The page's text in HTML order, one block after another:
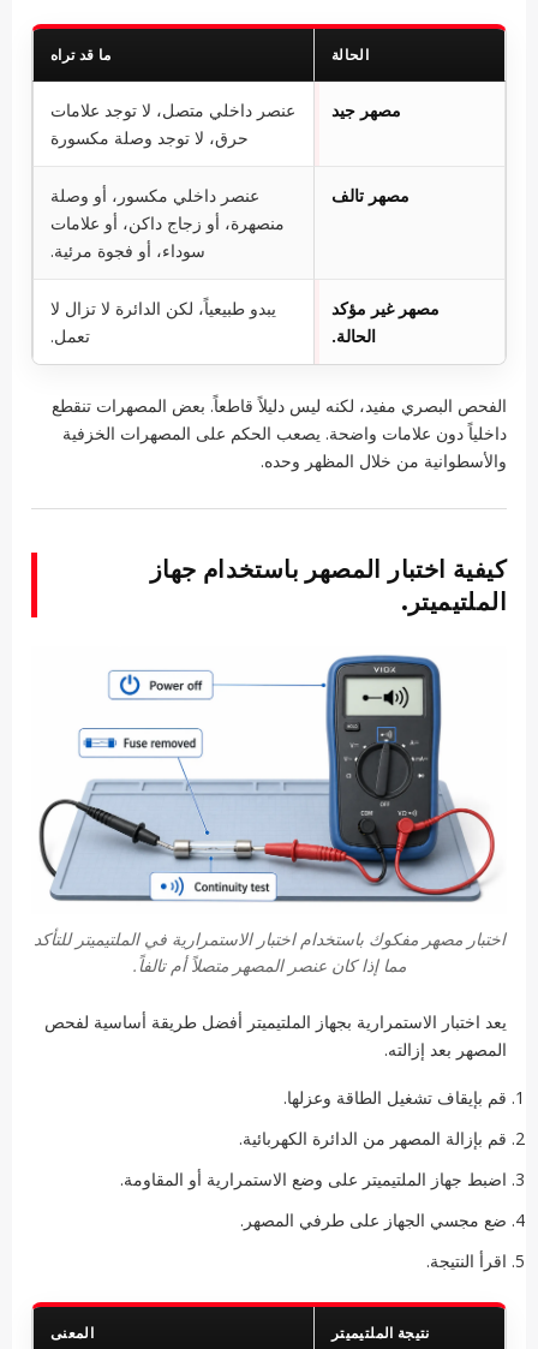
الحالة ما قد تراه
مصهر جيد
عنصر داخلي متصل، لا توجد علامات
حرق، لا توجد وصلة مكسورة
مصهر تالف
عنصر داخلي مكسور، أو وصلة
منصهرة، أو زجاج داكن، أو علامات
سوداء، أو فجوة مرئية.
مصهر غير مؤكد
الحالة.
يبدو طبيعياً، لكن الدائرة لا تزال لا
تعمل.
الفحص البصري مفيد، لكنه ليس دليلاً قاطعاً. بعض المصهرات تنقطع
داخلياً دون علامات واضحة. يصعب الحكم على المصهرات الخزفية
والأسطوانية من خلال المظهر وحده.
كيفية اختبار المصهر باستخدام جهاز
الملتيميتر.
اختبار مصهر مفكوك باستخدام اختبار الاستمرارية في الملتيميتر للتأكد
مما إذا كان عنصر المصهر متصلاً أم تالفاً.
يعد اختبار الاستمرارية بجهاز الملتيميتر أفضل طريقة أساسية لفحص
المصهر بعد إزالته.
قم بإيقاف تشغيل الطاقة وعزلها.
قم بإزالة المصهر من الدائرة الكهربائية.
اضبط جهاز الملتيميتر على وضع الاستمرارية أو المقاومة.
ضع مجسي الجهاز على طرفي المصهر.
اقرأ النتيجة.
نتيجة الملتيميتر المعنى